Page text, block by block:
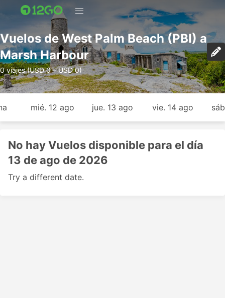
Vuelos de West Palm Beach (PBI) a
Marsh Harbour
0 viajes (USD 0 – USD 0)
mié. 12 ago jue. 13 ago vie. 14 ago
No hay Vuelos disponible para el día
13 de ago de 2026
Try a different date.